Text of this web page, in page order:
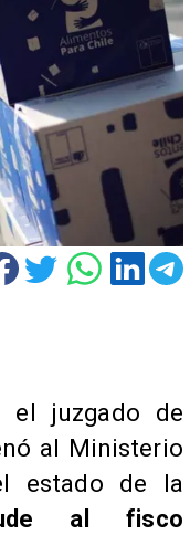
el juzgado de
al Ministerio
estado de la
al fisco